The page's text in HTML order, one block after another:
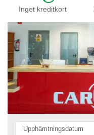
Inget kreditkort
Upphämtningsdatum